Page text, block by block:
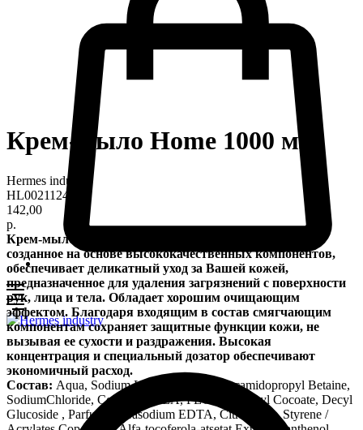
Крем-мыло Home 1000 мл
Hermes industry
HL0021124
142,00
р.
Крем-мыло с легкой текстурой и нежным ароматом,
созданное на основе высококачественных компонентов,
обеспечивает деликатный уход за Вашей кожей,
предназначенное для удаления загрязнений с поверхности
рук, лица и тела. Обладает хорошим очищающим
эффектом. Благодаря входящим в состав смягчающим
компонентам сохраняет защитные функции кожи, не
вызывая ее сухости и раздражения. Высокая
концентрация и специальный дозатор обеспечивают
экономичный расход.
Состав: Aqua, Sodium Laureth Sulfate, Cocamidopropyl Betaine,
SodiumChloride, Cocamide DEA, PEG-7 Glyceryl Cocoate, Decyl
Glucoside , Parfum, Tetrasodium EDTA, CitricAcid , Styrene /